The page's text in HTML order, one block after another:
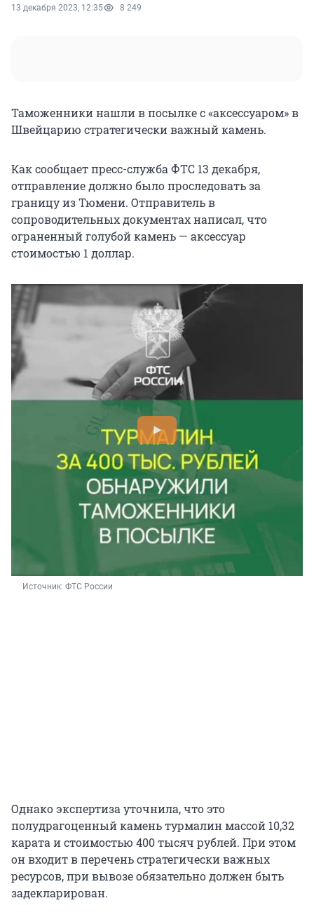
13 декабря 2023, 12:35 8 249
Таможенники нашли в посылке с «аксессуаром» в
Швейцарию стратегически важный камень.
Как сообщает пресс-служба ФТС 13 декабря,
отправление должно было проследовать за
границу из Тюмени. Отправитель в
сопроводительных документах написал, что
ограненный голубой камень — аксессуар
стоимостью 1 доллар.
Источник: ФТС России
Однако экспертиза уточнила, что это
полудрагоценный камень турмалин массой 10,32
карата и стоимостью 400 тысяч рублей. При этом
он входит в перечень стратегически важных
ресурсов, при вывозе обязательно должен быть
задекларирован.